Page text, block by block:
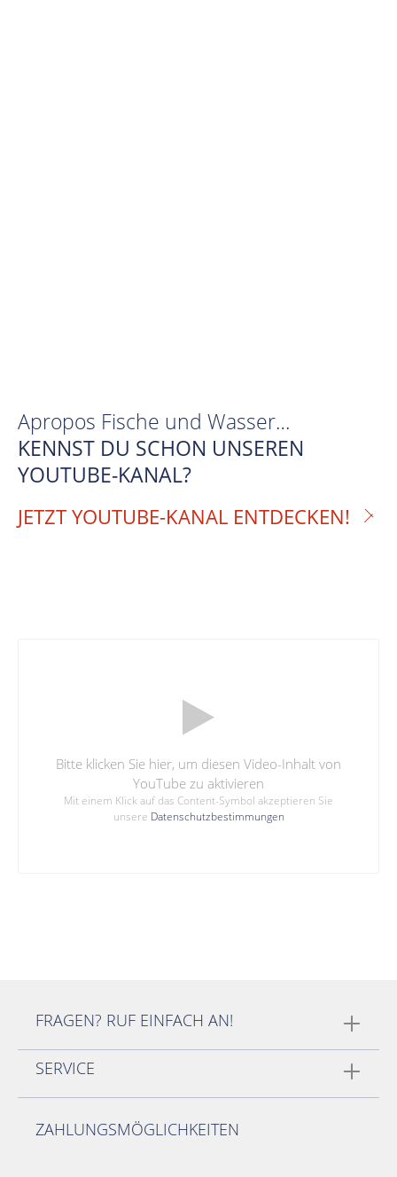
Apropos Fische und Wasser…
KENNST DU SCHON UNSEREN
YOUTUBE-KANAL?
JETZT YOUTUBE-KANAL ENTDECKEN!
Bitte klicken Sie hier, um diesen Video-Inhalt von
YouTube zu aktivieren
Mit einem Klick auf das Content-Symbol akzeptieren Sie
unsere Datenschutzbestimmungen
FRAGEN? RUF EINFACH AN!
SERVICE
ZAHLUNGSMÖGLICHKEITEN